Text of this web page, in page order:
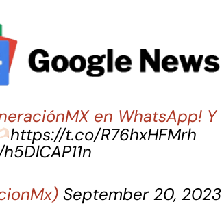
en WhatsApp! Y
https://t.co/R76hxHFMrh
September 20, 2023